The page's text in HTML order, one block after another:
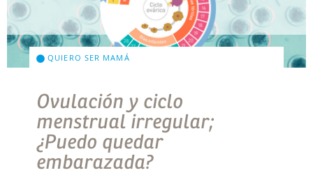
QUIERO SER MAMÁ
Ovulación y ciclo
menstrual irregular;
¿Puedo quedar
embarazada?